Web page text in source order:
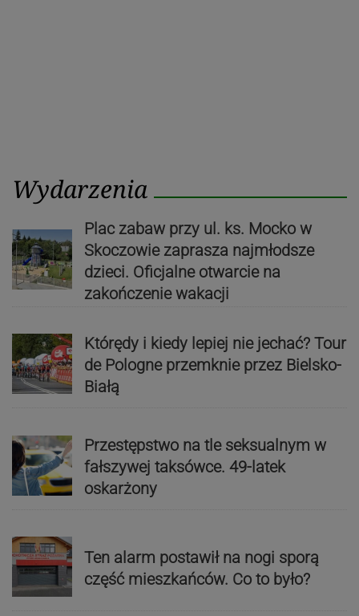
Wydarzenia
Plac zabaw przy ul. ks. Mocko w
Skoczowie zaprasza najmłodsze
dzieci. Oficjalne otwarcie na
zakończenie wakacji
Którędy i kiedy lepiej nie jechać? Tour
de Pologne przemknie przez Bielsko-
Białą
Przestępstwo na tle seksualnym w
fałszywej taksówce. 49-latek
oskarżony
Ten alarm postawił na nogi sporą
część mieszkańców. Co to było?